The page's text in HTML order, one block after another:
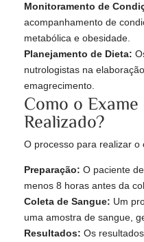
Monitoramento de
acompanhamento de
metabólica e obesidade.
Planejamento de Dieta:
nutrologistas na
emagrecimento.
Como o
Realizado?
O processo para realizar o
Preparação: O paciente
menos 8 horas antes da
Coleta de Sangue: Um
uma amostra de sangue,
Resultados: Os